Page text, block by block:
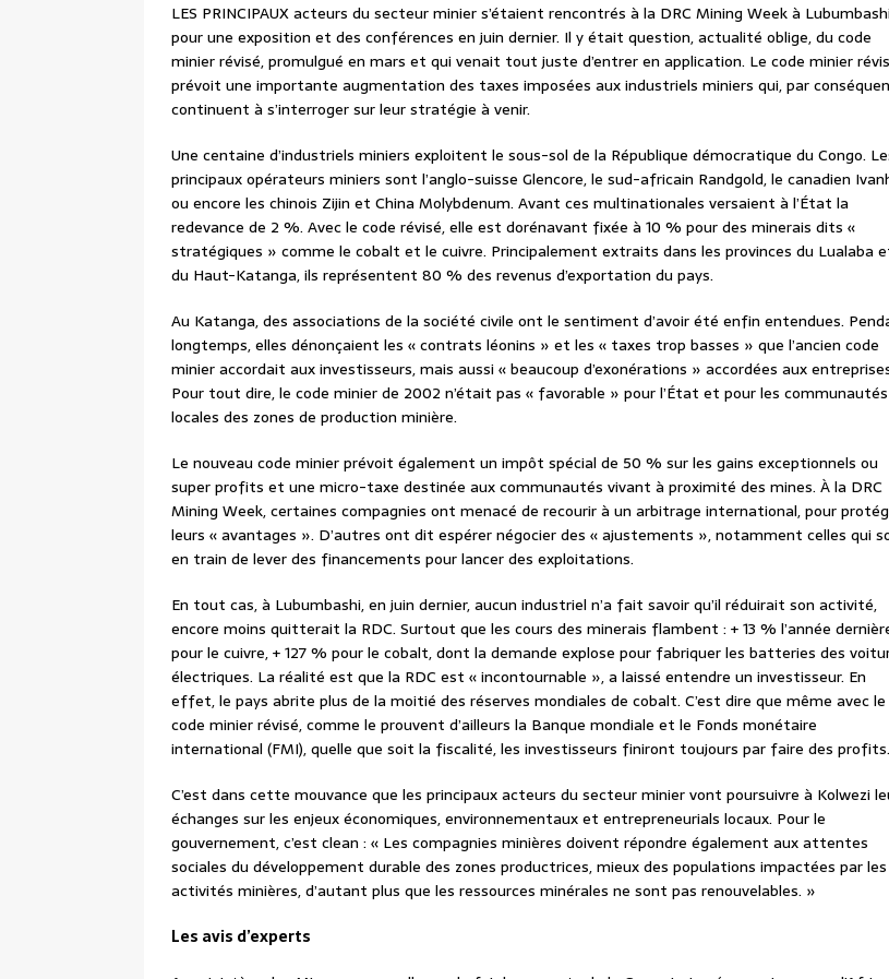
LES PRINCIPAUX acteurs du secteur minier s’étaient rencontrés à la DRC Mining Week à Lubumbashi
pour une exposition et des conférences en juin dernier. Il y était question, actualité oblige, du code
minier révisé, promulgué en mars et qui venait tout juste d’entrer en application. Le code minier
prévoit une importante augmentation des taxes imposées aux industriels miniers qui, par
continuent à s’interroger sur leur stratégie à venir.
Une centaine d’industriels miniers exploitent le sous-sol de la République démocratique du Congo.
principaux opérateurs miniers sont l’anglo-suisse Glencore, le sud-africain Randgold, le canadien
ou encore les chinois Zijin et China Molybdenum. Avant ces multinationales versaient à l’État la
redevance de 2 %. Avec le code révisé, elle est dorénavant fixée à 10 % pour des minerais dits «
stratégiques » comme le cobalt et le cuivre. Principalement extraits dans les provinces du Lualaba
du Haut-Katanga, ils représentent 80 % des revenus d’exportation du pays.
Au Katanga, des associations de la société civile ont le sentiment d’avoir été enfin entendues.
longtemps, elles dénonçaient les « contrats léonins » et les « taxes trop basses » que l’ancien code
minier accordait aux investisseurs, mais aussi « beaucoup d’exonérations » accordées aux
Pour tout dire, le code minier de 2002 n’était pas « favorable » pour l’État et pour les communautés
locales des zones de production minière.
Le nouveau code minier prévoit également un impôt spécial de 50 % sur les gains exceptionnels ou
super profits et une micro-taxe destinée aux communautés vivant à proximité des mines. À la DRC
Mining Week, certaines compagnies ont menacé de recourir à un arbitrage international, pour
leurs « avantages ». D’autres ont dit espérer négocier des « ajustements », notamment celles qui
en train de lever des financements pour lancer des exploitations.
En tout cas, à Lubumbashi, en juin dernier, aucun industriel n’a fait savoir qu’il réduirait son activité,
encore moins quitterait la RDC. Surtout que les cours des minerais flambent : + 13 % l’année
pour le cuivre, + 127 % pour le cobalt, dont la demande explose pour fabriquer les batteries des
électriques. La réalité est que la RDC est « incontournable », a laissé entendre un investisseur. En
effet, le pays abrite plus de la moitié des réserves mondiales de cobalt. C’est dire que même avec le
code minier révisé, comme le prouvent d’ailleurs la Banque mondiale et le Fonds monétaire
international (FMI), quelle que soit la fiscalité, les investisseurs finiront toujours par faire des profits.
C’est dans cette mouvance que les principaux acteurs du secteur minier vont poursuivre à Kolwezi
échanges sur les enjeux économiques, environnementaux et entrepreneurials locaux. Pour le
gouvernement, c’est clean : « Les compagnies minières doivent répondre également aux attentes
sociales du développement durable des zones productrices, mieux des populations impactées par les
activités minières, d’autant plus que les ressources minérales ne sont pas renouvelables. »
Les avis d’experts